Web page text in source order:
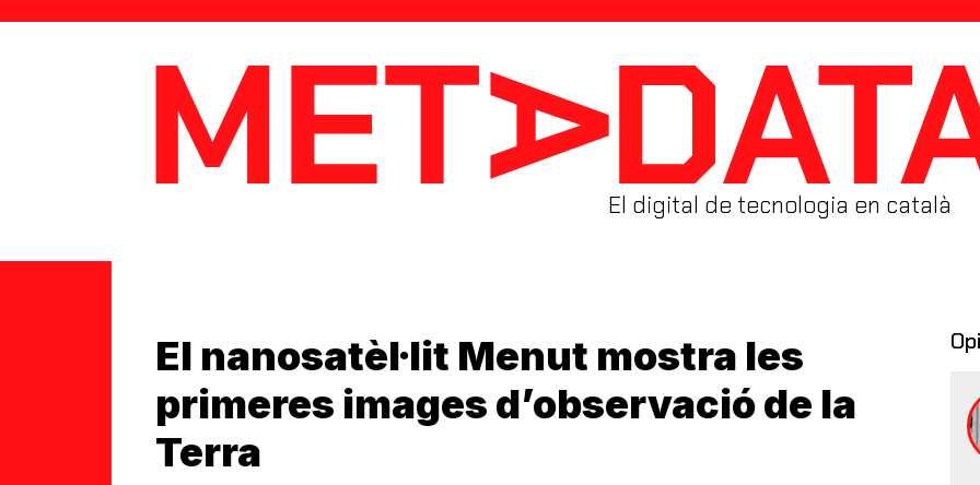
MetaData
El digital de tecnologia en català
El nanosatèl·lit Menut mostra les
primeres images d’observació de la
Terra